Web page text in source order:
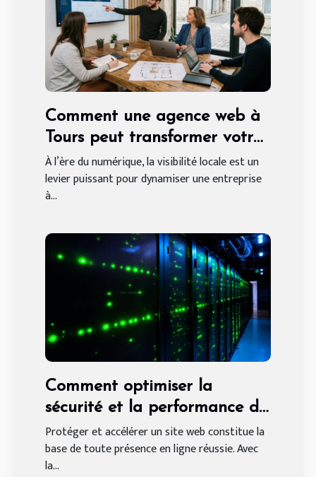
Comment une agence web à
Tours peut transformer votre
entreprise locale
À l’ère du numérique, la visibilité locale est un
levier puissant pour dynamiser une entreprise
à...
Comment optimiser la
sécurité et la performance de
votre site web ?
Protéger et accélérer un site web constitue la
base de toute présence en ligne réussie. Avec
la...